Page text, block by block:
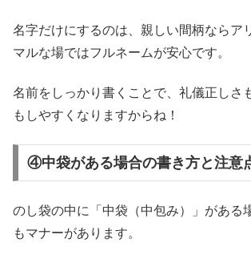
名字だけにするのは、親しい間柄ならア
マルな場ではフルネームが安心です。
名前をしっかり書くことで、礼儀正しさ
もしやすくなりますからね！
④中袋がある場合の書き方と注意
のし袋の中に「中袋（中包み）」がある
もマナーがあります。